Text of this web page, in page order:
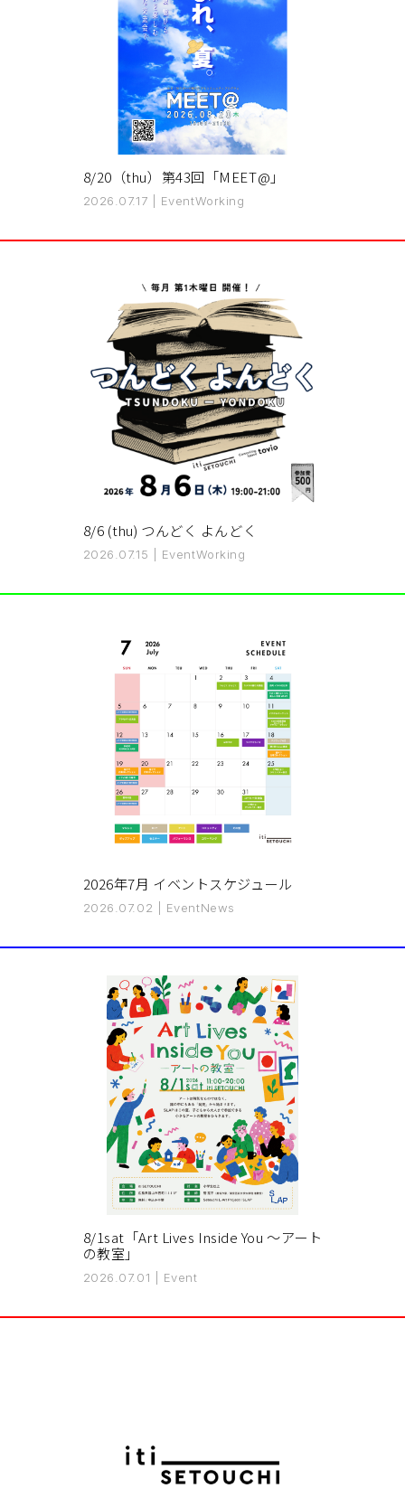
8/20（thu）第43回「MEET@」
2026.07.17 EventWorking
8/6 (thu) つんどく よんどく
2026.07.15 EventWorking
2026年7月 イベントスケジュール
2026.07.02 EventNews
8/1sat「Art Lives Inside You 〜アート
の教室」
2026.07.01 Event